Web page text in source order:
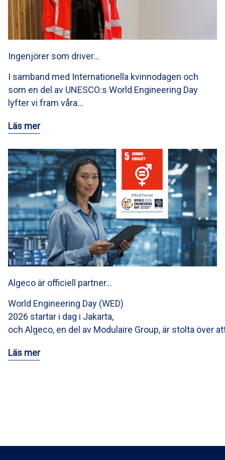
Ingenjörer som driver…
I samband med Internationella kvinnodagen och
som en del av UNESCO:s World Engineering Day
lyfter vi fram våra…
Läs mer
Algeco är officiell partner…
World Engineering Day (WED)
2026 startar i dag i Jakarta,
och Algeco, en del av Modulaire Group, är stolta över
Läs mer